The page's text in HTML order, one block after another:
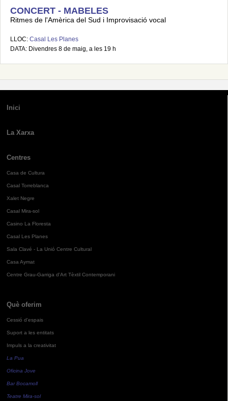
CONCERT - MABELES
Ritmes de l'Amèrica del Sud i Improvisació vocal
LLOC: Casal Les Planes
DATA: Divendres 8 de maig, a les 19 h
Inici
La Xarxa
Centres
Casa de Cultura
Casal Torreblanca
Xalet Negre
Casal Mira-sol
Casino La Floresta
Casal Les Planes
Sala Clavé - La Unió Centre Cultural
Casa Aymat
Centre Grau-Garriga d'Art Tèxtil Contemporani
Què oferim
Cessió d'espais
Suport a les entitats
Impuls a la creativitat
La Pua
Oficina Jove
Bar Bocamoll
Teatre Mira-sol